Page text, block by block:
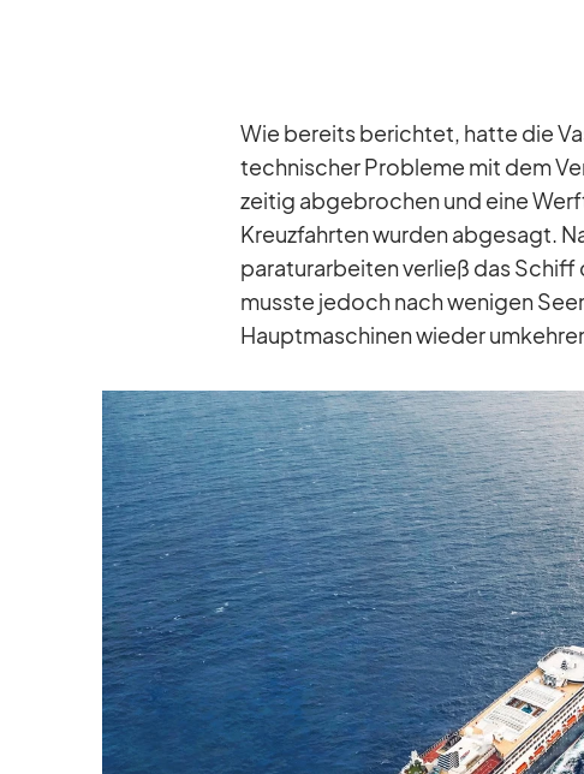
Wie be­reits be­rich­tet, hatte die
tech­ni­scher Pro­bleme mit dem
zei­tig ab­ge­bro­chen und eine
Kreuz­fahr­ten wur­den ab­ge­sagt.
pa­ra­tur­ar­bei­ten ver­ließ das Schiff
musste je­doch nach we­ni­gen
Haupt­ma­schi­nen wie­der